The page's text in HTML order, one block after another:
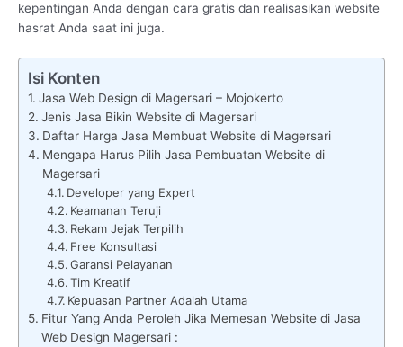
kepentingan Anda dengan cara gratis dan realisasikan website
hasrat Anda saat ini juga.
Isi Konten
Jasa Web Design di Magersari – Mojokerto
Jenis Jasa Bikin Website di Magersari
Daftar Harga Jasa Membuat Website di Magersari
Mengapa Harus Pilih Jasa Pembuatan Website di
Magersari
Developer yang Expert
Keamanan Teruji
Rekam Jejak Terpilih
Free Konsultasi
Garansi Pelayanan
Tim Kreatif
Kepuasan Partner Adalah Utama
Fitur Yang Anda Peroleh Jika Memesan Website di Jasa
Web Design Magersari :